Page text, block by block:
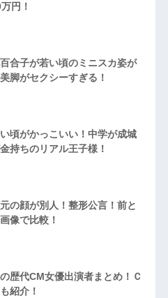
円！
百合子が若い頃のミニスカ姿が
脚がセクシーすぎる！
頃がかっこいい！中学が成城
持ちのリアル王子様！
の顔が別人！整形公言！前と
像で比較！
歴代CM女優出演者まとめ！Ｃ
紹介！